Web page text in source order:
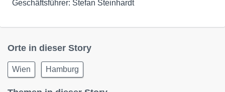
Geschäftsführer: Stefan Steinhardt
Orte in dieser Story
Wien Hamburg